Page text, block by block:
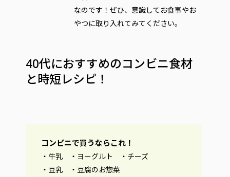
なのです！ぜひ、意識してお食事やお
やつに取り入れてみてください。
40代におすすめのコンビニ食材
と時短レシピ！
コンビニで買うならこれ！
・牛乳 ・ヨーグルト ・チーズ
・豆乳 ・豆腐のお惣菜